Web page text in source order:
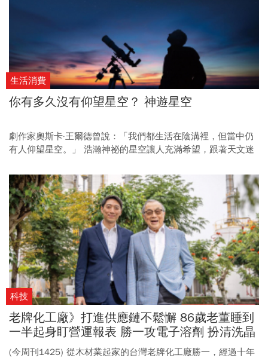
生活消費
你有多久沒有仰望星空？ 神遊星空
劇作家奧斯卡·王爾德曾說：「我們都生活在陰溝裡，但當中仍
有人仰望星空。」 浩瀚神祕的星空讓人充滿希望，跟著天文迷
得一見的天文奇景，規畫一場別開生面的天文小旅行，為生活
帶來難忘驚喜。
科技
老牌化工廠》打進供應鏈不鬆懈 86歲老董睡到
一半起身盯營運報表 勝一攻電子溶劑 扮清洗晶
圓要角
(今周刊1425) 從木材業起家的台灣老牌化工廠勝一，經過十年